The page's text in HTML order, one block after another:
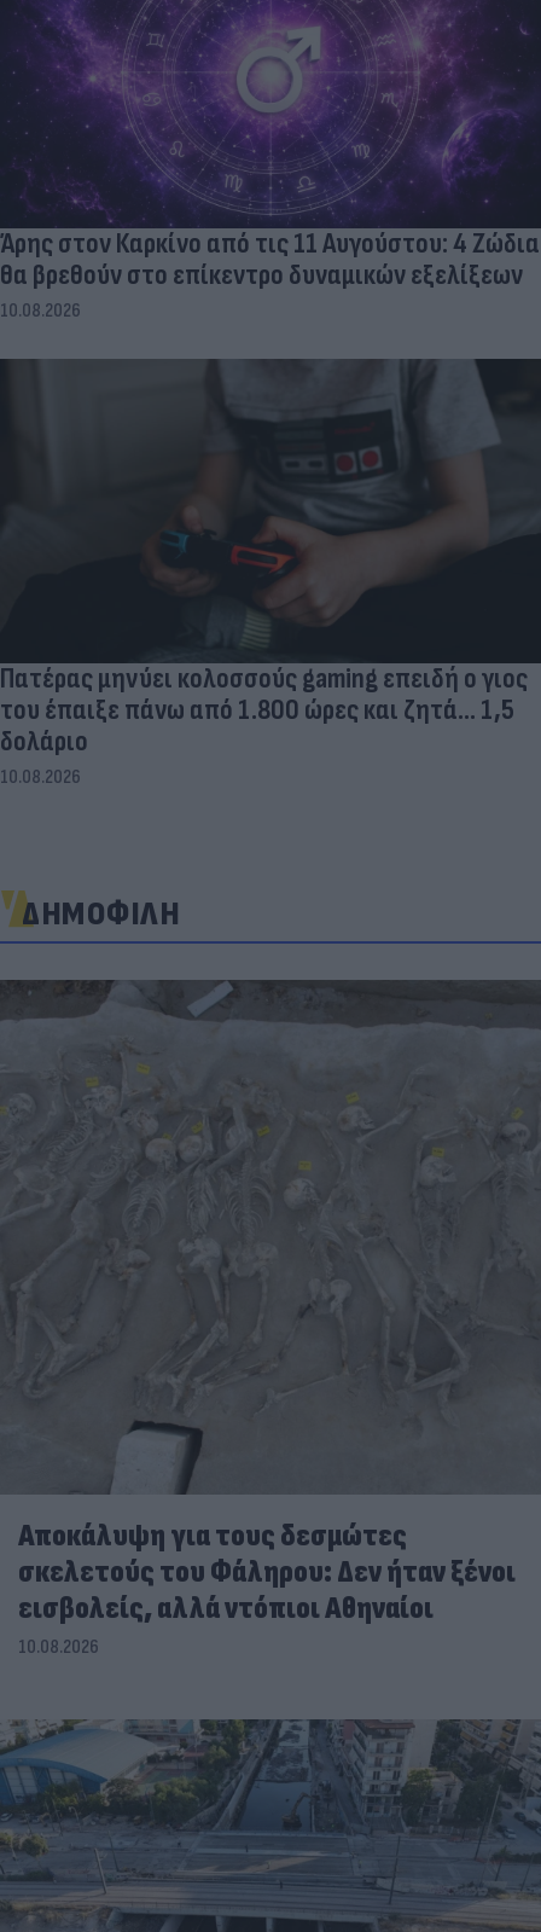
Άρης στον Καρκίνο από τις 11 Αυγούστου: 4 Ζώδια
θα βρεθούν στο επίκεντρο δυναμικών εξελίξεων
10.08.2026
Πατέρας μηνύει κολοσσούς gaming επειδή ο γιος
του έπαιξε πάνω από 1.800 ώρες και ζητά... 1,5
δολάριο
10.08.2026
ΔΗΜΟΦΙΛΗ
Αποκάλυψη για τους δεσμώτες
σκελετούς του Φάληρου: Δεν ήταν ξένοι
εισβολείς, αλλά ντόπιοι Αθηναίοι
10.08.2026